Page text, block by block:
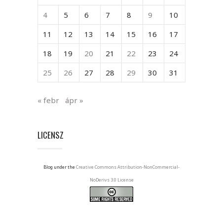
4
5 6 7 8 9
10
11
12 13 14 15 16
17
18
19 20 21 22 23
24
25
26 27 28 29 30 31
« febr ápr »
LICENSZ
Blog under the Creative Commons Attribution-NonCommercial-
NoDerivs 3.0 License